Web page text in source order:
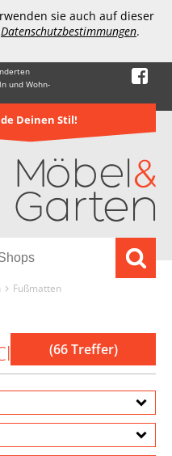
sie auch auf dieser
Datenschutzbestimmungen.
und Wohn-
Deinen Stil!
Fußmatten
(66 Treffer)
Up